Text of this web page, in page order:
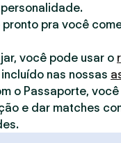
pronto pra você
você pode usar o
incluído nas nossas
o Passaporte,
e dar matches